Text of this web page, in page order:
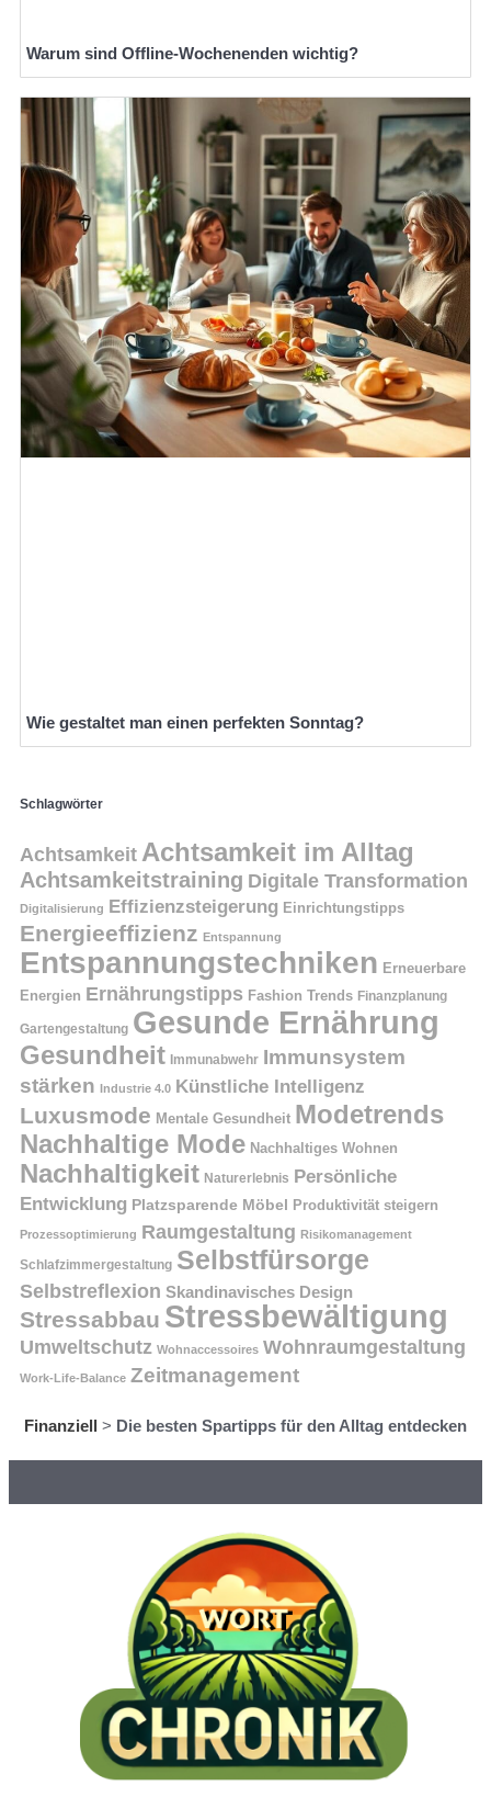
Warum sind Offline-Wochenenden wichtig?
Wie gestaltet man einen perfekten Sonntag?
Schlagwörter
Achtsamkeit Achtsamkeit im Alltag
Achtsamkeitstraining Digitale Transformation
Digitalisierung Effizienzsteigerung Einrichtungstipps
Energieeffizienz Entspannung
Entspannungstechniken Erneuerbare
Energien Ernährungstipps Fashion Trends Finanzplanung
Gartengestaltung Gesunde Ernährung
Gesundheit Immunabwehr Immunsystem
stärken
Industrie 4.0 Künstliche Intelligenz
Luxusmode Mentale Gesundheit Modetrends
Nachhaltige Mode Nachhaltiges Wohnen
Nachhaltigkeit Naturerlebnis Persönliche
Entwicklung Platzsparende Möbel Produktivität steigern
Prozessoptimierung Raumgestaltung Risikomanagement
Schlafzimmergestaltung Selbstfürsorge
Selbstreflexion Skandinavisches Design
Stressabbau Stressbewältigung
Umweltschutz Wohnaccessoires Wohnraumgestaltung
Work-Life-Balance Zeitmanagement
Finanziell > Die besten Spartipps für den Alltag entdecken